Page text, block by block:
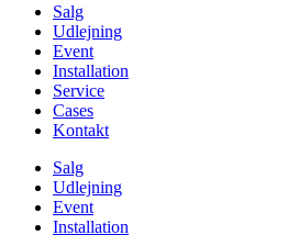
Salg
Udlejning
Event
Installation
Service
Cases
Kontakt
Salg
Udlejning
Event
Installation